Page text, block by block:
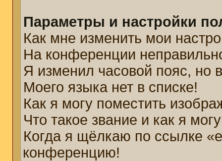
Параметры и настройки
Как мне изменить мои
На конференции
Я изменил часовой пояс, но
Моего языка нет в списке!
Как я могу поместить
Что такое звание и как я
Когда я щёлкаю по ссылке
конференцию!